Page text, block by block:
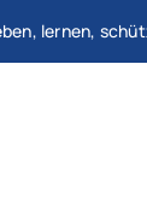
lernen,